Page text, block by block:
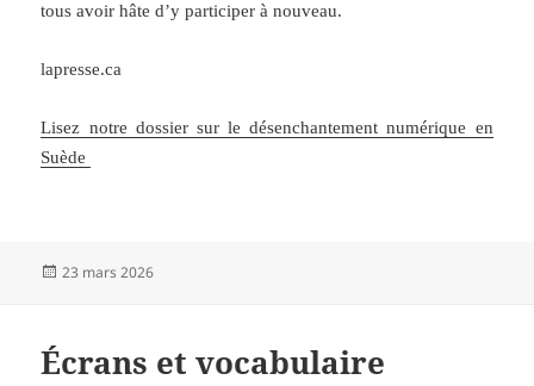
tous avoir hâte d’y participer à nouveau.
lapresse.ca
Lisez notre dossier sur le désenchantement numérique en
Suède
Publié
23 mars 2026
Écrans et vocabulaire